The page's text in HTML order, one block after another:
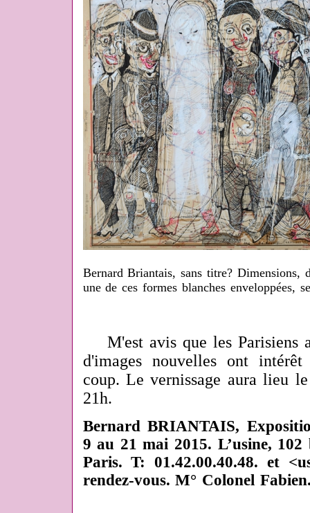
Bernard Briantais, sans titre? Dimensions,
une de ces formes blanches enveloppées,
M'est avis que les Parisiens
d'images nouvelles ont
coup. Le vernissage aura lieu
21h.
Bernard BRIANTAIS,
9 au 21 mai 2015. L’usine,
Paris. T: 01.42.00.40.48. et
rendez-vous. M° Colonel